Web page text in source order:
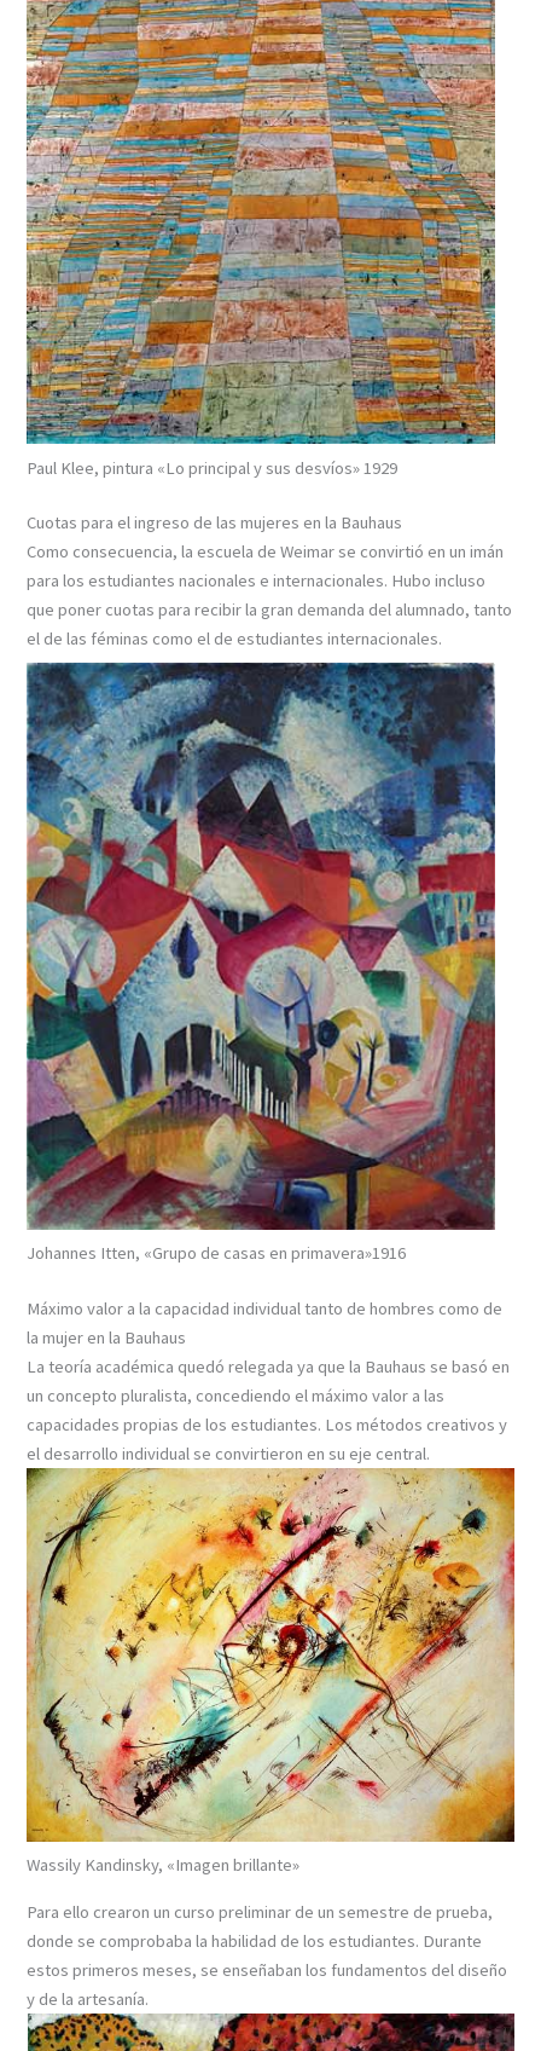
Paul Klee, pintura «Lo principal y sus desvíos» 1929
Cuotas para el ingreso de las mujeres en la Bauhaus
Como consecuencia, la escuela de Weimar se convirtió en un imán
para los estudiantes nacionales e internacionales. Hubo incluso
que poner cuotas para recibir la gran demanda del alumnado, tanto
el de las féminas como el de estudiantes internacionales.
Johannes Itten, «Grupo de casas en primavera»1916
Máximo valor a la capacidad individual tanto de hombres como de
la mujer en la Bauhaus
La teoría académica quedó relegada ya que la Bauhaus se basó en
un concepto pluralista, concediendo el máximo valor a las
capacidades propias de los estudiantes. Los métodos creativos y
el desarrollo individual se convirtieron en su eje central.
Wassily Kandinsky, «Imagen brillante»
Para ello crearon un curso preliminar de un semestre de prueba,
donde se comprobaba la habilidad de los estudiantes. Durante
estos primeros meses, se enseñaban los fundamentos del diseño
y de la artesanía.